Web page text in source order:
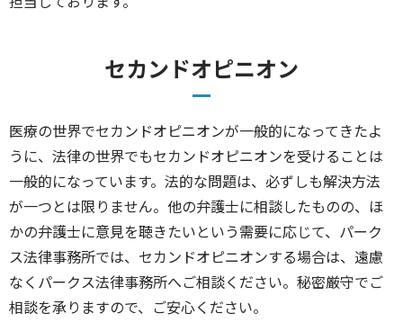
セカンドオピニオン
医療の世界でセカンドオピニオンが一般的になってきたよ
うに、法律の世界でもセカンドオピニオンを受けることは
一般的になっています。法的な問題は、必ずしも解決方法
が一つとは限りません。他の弁護士に相談したものの、ほ
かの弁護士に意見を聴きたいという需要に応じて、パーク
ス法律事務所では、セカンドオピニオンする場合は、遠慮
なくパークス法律事務所へご相談ください。秘密厳守でご
相談を承りますので、ご安心ください。